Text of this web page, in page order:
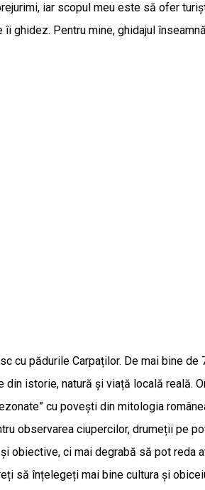
iar scopul meu este să ofer
ghidez. Pentru mine, ghidajul
cu pădurile Carpaților. De mai bine
istorie, natură și viață locală reală.
cu povești din mitologia
observarea ciupercilor, drumeții pe
obiective, ci mai degrabă să pot reda
să înțelegeți mai bine cultura și